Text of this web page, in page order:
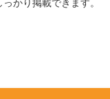
かり掲載できます。